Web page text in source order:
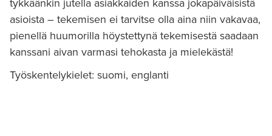
asioista – tekemisen ei tarvitse olla aina niin vakavaa,
pienellä huumorilla höystettynä tekemisestä saadaan
kanssani aivan varmasi tehokasta ja mielekästä!
Työskentelykielet: suomi, englanti